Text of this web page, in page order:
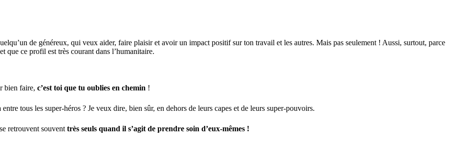
de généreux, qui veux aider, faire plaisir et avoir un impact positif sur ton travail et les autres. Mais pas seulement ! Aussi, surtout, parce
que ce profil est très courant dans l’humanitaire.
bien faire, c’est toi que tu oublies en chemin !
entre tous les super-héros ? Je veux dire, bien sûr, en dehors de leurs capes et de leurs super-pouvoirs.
retrouvent souvent très seuls quand il s’agit de prendre soin d’eux-mêmes !